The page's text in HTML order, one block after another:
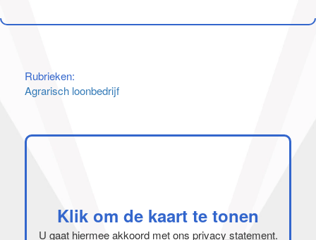
Rubrieken:
Agrarisch loonbedrijf
Klik om de kaart te tonen
U gaat hiermee akkoord met ons privacy statement.